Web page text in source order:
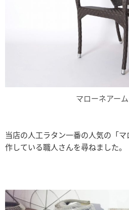
マローネアー
当店の人工ラタン一番の人気の「
作している職人さんを尋ねました。